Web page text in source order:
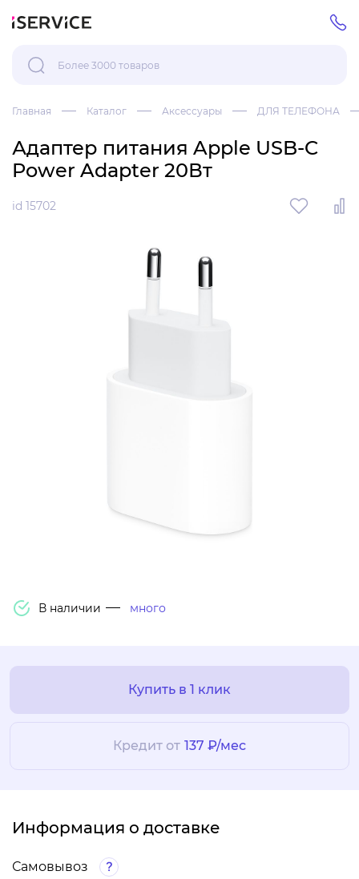
Главная Каталог Аксессуары ДЛЯ ТЕЛЕФОНА
Адаптер питания Apple USB-C
Power Adapter 20Вт
id 15702
Купить в 1 клик
Кредит от 137 ₽/мес
В наличии много
Информация о доставке
Самовывоз